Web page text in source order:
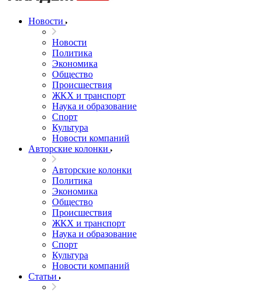
Новости
Новости
Политика
Экономика
Общество
Происшествия
ЖКХ и транспорт
Наука и образование
Спорт
Культура
Новости компаний
Авторские колонки
Авторские колонки
Политика
Экономика
Общество
Происшествия
ЖКХ и транспорт
Наука и образование
Спорт
Культура
Новости компаний
Статьи